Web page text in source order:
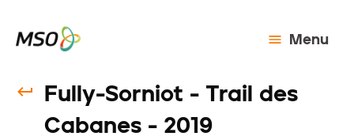
Menu
Fully-Sorniot - Trail des
Cabanes - 2019